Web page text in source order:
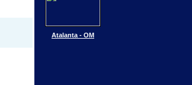
Atalanta - OM